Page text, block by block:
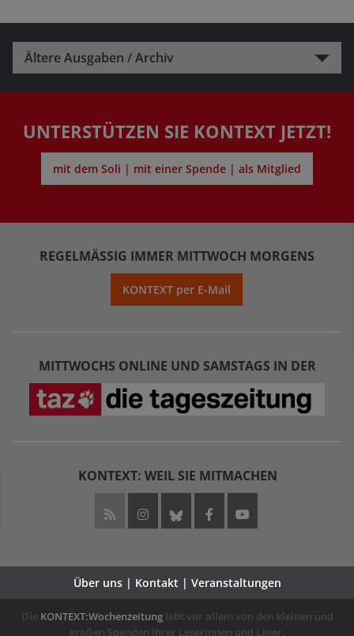
Ältere Ausgaben / Archiv
UNTERSTÜTZEN SIE KONTEXT JETZT!
mit dem Soli | mit einer Spende | als Mitglied
REGELMÄSSIG IMMER MITTWOCH MORGENS
KONTEXT per E-Mail
MITTWOCHS ONLINE UND SAMSTAGS IN DER
KONTEXT: WEIL SIE MITMACHEN
Über uns | Kontakt | Veranstaltungen
Die KONTEXT:Wochenzeitunglebt vor allem von den kleinen und
großen Spenden ihrer Leserinnen und Leser.